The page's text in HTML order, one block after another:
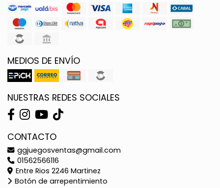
MEDIOS DE ENVÍO
NUESTRAS REDES SOCIALES
CONTACTO
ggjuegosventas@gmail.com
01562566116
Entre Rios 2246 Martinez
Botón de arrepentimiento